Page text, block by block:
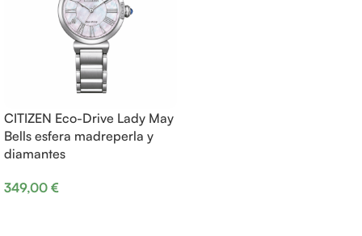
CITIZEN Eco-Drive Lady May
Bells esfera madreperla y
diamantes
349,00 €